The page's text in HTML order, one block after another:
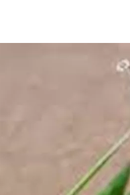
على العناصر الغذائية، التي